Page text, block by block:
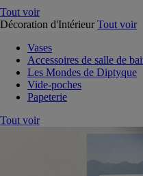
Tout voir
Décoration d'Intérieur Tout voir
Vases
Accessoires de salle de
Les Mondes de Diptyque
Vide-poches
Papeterie
Tout voir